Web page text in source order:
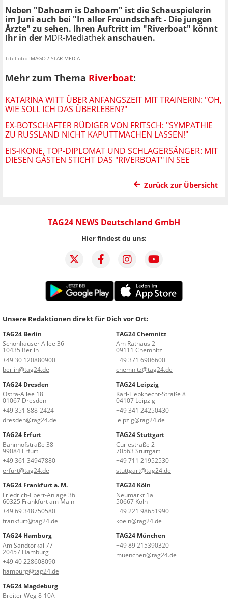
Neben "Dahoam is Dahoam" ist die Schauspielerin
im Juni auch bei "In aller Freundschaft - Die jungen
Ärzte" zu sehen. Ihren Auftritt im "Riverboat" könnt
Ihr in der MDR-Mediathekanschauen.
Titelfoto: IMAGO / STAR-MEDIA
Mehr zum Thema Riverboat:
KATARINA WITT ÜBER ANFANGSZEIT MIT TRAINERIN: "OH,
WIE SOLL ICH DAS ÜBERLEBEN?"
EX-BOTSCHAFTER RÜDIGER VON FRITSCH: "SYMPATHIE
ZU RUSSLAND NICHT KAPUTTMACHEN LASSEN!"
EIS-IKONE, TOP-DIPLOMAT UND SCHLAGERSÄNGER: MIT
DIESEN GÄSTEN STICHT DAS "RIVERBOAT" IN SEE
Zurück zur Übersicht
TAG24 NEWS Deutschland GmbH
Hier findest du uns:
Unsere Redaktionen direkt für Dich vor Ort:
TAG24 Berlin
Schönhauser Allee 36
10435 Berlin
+49 30 120880900
berlin@tag24.de
TAG24 Chemnitz
Am Rathaus 2
09111 Chemnitz
+49 371 6906600
chemnitz@tag24.de
TAG24 Dresden
Ostra-Allee 18
01067 Dresden
+49 351 888-2424
dresden@tag24.de
TAG24 Leipzig
Karl-Liebknecht-Straße 8
04107 Leipzig
+49 341 24250430
leipzig@tag24.de
TAG24 Erfurt
Bahnhofstraße 38
99084 Erfurt
+49 361 34947880
erfurt@tag24.de
TAG24 Stuttgart
Curiestraße 2
70563 Stuttgart
+49 711 21952530
stuttgart@tag24.de
TAG24 Frankfurt a. M.
Friedrich-Ebert-Anlage 36
60325 Frankfurt am Main
+49 69 348750580
frankfurt@tag24.de
TAG24 Köln
Neumarkt 1a
50667 Köln
+49 221 98651990
koeln@tag24.de
TAG24 Hamburg
Am Sandtorkai 77
20457 Hamburg
+49 40 228608090
hamburg@tag24.de
TAG24 München
+49 89 215390320
muenchen@tag24.de
TAG24 Magdeburg
Breiter Weg 8-10A